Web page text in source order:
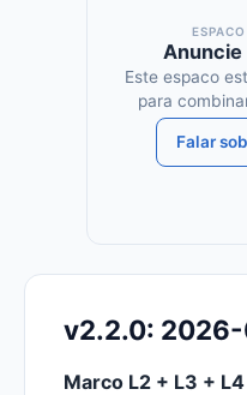
Anuncie
Este espaco
para
Falar
v2.2.0:
Marco L2 + L3 +